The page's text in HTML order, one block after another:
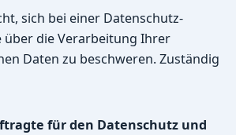
sich bei einer Datenschutz-
über die Verarbeitung Ihrer
Daten zu beschweren. Zuständig
für den Datenschutz und